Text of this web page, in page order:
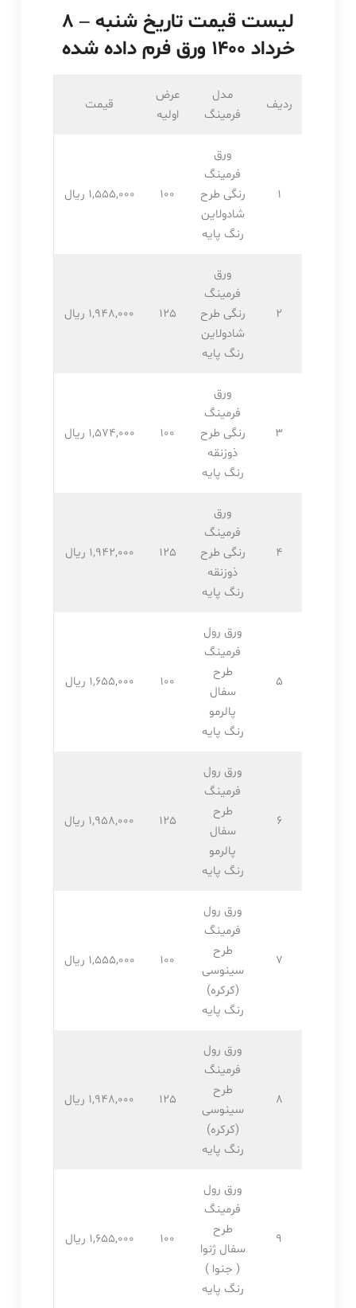
لیست قیمت تاریخ شنبه – ۸
خرداد ۱۴۰۰ ورق فرم داده شده
ردیف
مدل
فرمینگ
عرض
اولیه
قیمت
1
ورق
فرمینگ
رنگی طرح
شادولاین
رنگ پایه
100 1,555,۰۰۰ ریال
2
ورق
فرمینگ
رنگی طرح
شادولاین
رنگ پایه
125 1,948,۰۰۰ ریال
3
ورق
فرمینگ
رنگی طرح
ذوزنقه
رنگ پایه
100 1,574,۰۰۰ ریال
4
ورق
فرمینگ
رنگی طرح
ذوزنقه
رنگ پایه
125 1,942,۰۰۰ ریال
5
ورق رول
فرمینگ
طرح
سفال
پالرمو
رنگ پایه
100 1,655,۰۰۰ ریال
6
ورق رول
فرمینگ
طرح
سفال
پالرمو
رنگ پایه
125 1,958,۰۰۰ ریال
7
ورق رول
فرمینگ
طرح
سینوسی
(کرکره)
رنگ پایه
100 1,555,۰۰۰ ریال
8
ورق رول
فرمینگ
طرح
سینوسی
(کرکره)
رنگ پایه
125 1,948,۰۰۰ ریال
9
ورق رول
فرمینگ
طرح
سفال ژنوا
( جنوا )
رنگ پایه
100 1,655,۰۰۰ ریال